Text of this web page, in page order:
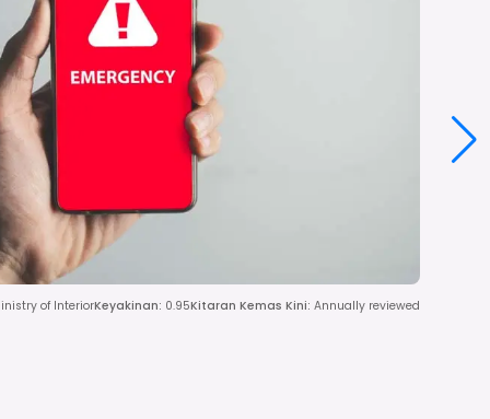
of InteriorKeyakinan: 0.95Kitaran Kemas Kini: Annually reviewed